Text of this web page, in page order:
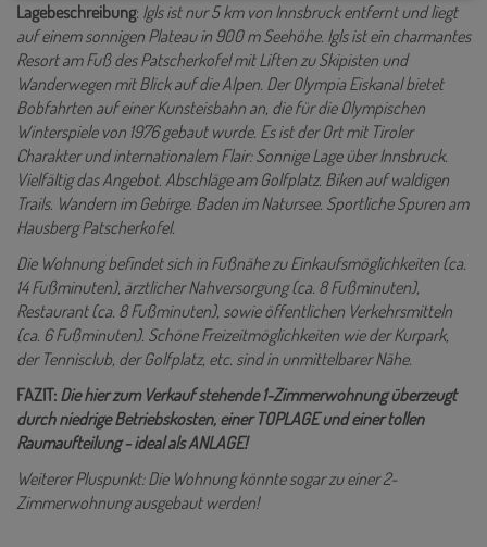
Lagebeschreibung: Igls ist nur 5 km von Innsbruck entfernt und liegt
auf einem sonnigen Plateau in 900 m Seehöhe. Igls ist ein charmantes
Resort am Fuß des Patscherkofel mit Liften zu Skipisten und
Wanderwegen mit Blick auf die Alpen. Der Olympia Eiskanal bietet
Bobfahrten auf einer Kunsteisbahn an, die für die Olympischen
Winterspiele von 1976 gebaut wurde. Es ist der Ort mit Tiroler
Charakter und internationalem Flair: Sonnige Lage über Innsbruck.
Vielfältig das Angebot. Abschläge am Golfplatz. Biken auf waldigen
Trails. Wandern im Gebirge. Baden im Natursee. Sportliche Spuren am
Hausberg Patscherkofel.
Die Wohnung befindet sich in Fußnähe zu Einkaufsmöglichkeiten (ca.
14 Fußminuten), ärztlicher Nahversorgung (ca. 8 Fußminuten),
Restaurant (ca. 8 Fußminuten), sowie öffentlichen Verkehrsmitteln
(ca. 6 Fußminuten). Schöne Freizeitmöglichkeiten wie der Kurpark,
der Tennisclub, der Golfplatz, etc. sind in unmittelbarer Nähe.
FAZIT: Die hier zum Verkauf stehende 1-Zimmerwohnung überzeugt
durch niedrige Betriebskosten, einer TOPLAGE und einer tollen
Raumaufteilung - ideal als ANLAGE!
Weiterer Pluspunkt: Die Wohnung könnte sogar zu einer 2-
Zimmerwohnung ausgebaut werden!